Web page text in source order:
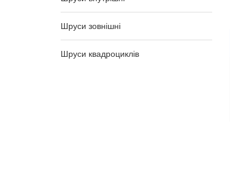
Шруси зовнішні
Шруси квадроциклів